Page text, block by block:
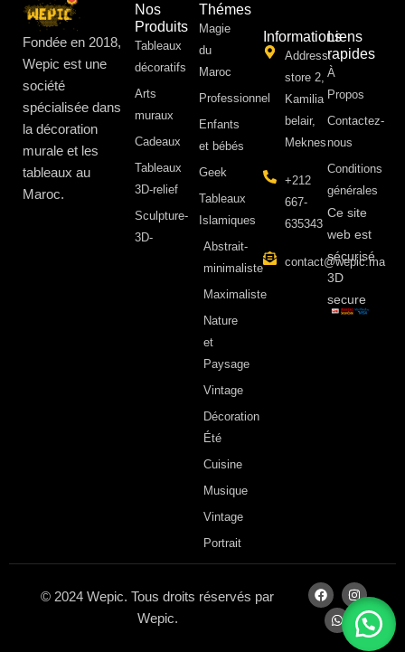
Fondée en 2018,
Wepic est une
société
spécialisée dans
la décoration
murale et les
tableaux au
Maroc.
Nos
Produits
Tableaux
décoratifs
Arts
muraux
Cadeaux
Tableaux
3D-relief
Sculpture-
3D-
Thémes
Magie
du
Maroc
Professionnel
Enfants
et bébés
Geek
Tableaux
Islamiques
Abstrait-
minimaliste
Maximaliste
Nature
et
Paysage
Vintage
Décoration
Été
Cuisine
Musique
Vintage
Portrait
Informations
Address:
store 2,
Kamilia
belair,
Meknes
+212
667-
635343
contact@wepic.ma
Liens
rapides
À
Propos ​
Contactez-
nous
Conditions
générales
Ce site
web est
sécurisé
3D
secure
© 2024 Wepic. Tous droits réservés par
Wepic.